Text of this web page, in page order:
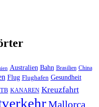
Australien Bahn Brasilien China
Flug Flughafen Gesundheit
KANAREN Kreuzfahrt
Mallorca